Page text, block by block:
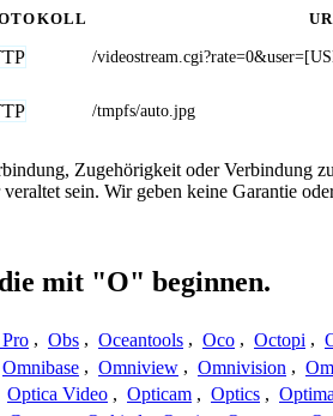
/
/tmpfs/auto.jpg
Zugehörigkeit oder Verbindung
sein. Wir geben keine Garantie
mit "O" beginnen.
, Obs , Oceantools , Oco , Octopi ,
Omnibase , Omniview , Omnivision ,
Optica Video , Opticam , Optics , Optima